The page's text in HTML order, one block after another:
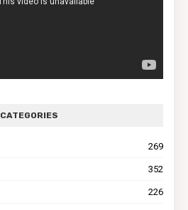
CATEGORIES
269
352
226